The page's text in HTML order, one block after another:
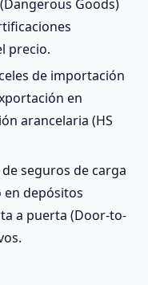
Goods)
precio.
de importación
en
arancelaria (HS
de seguros de carga
en depósitos
a puerta (Door-to-